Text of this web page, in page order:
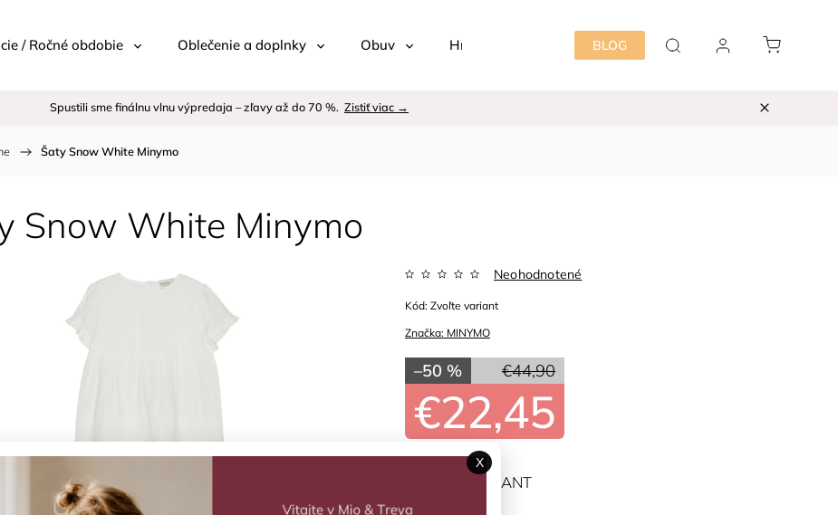
BLOG
/ Ročné obdobie Oblečenie a doplnky Obuv Hračky Detská izba Starostlivosť
Spustili sme finálnu vlnu výpredaja – zľavy až do 70 %. Zistiť viac →
/ Šaty Snow White Minymo
Snow White Minymo
Značka: MINYMO
Neohodnotené
€44,90
–50 %
€22,45
Kód: Zvoľte variant
ZVOĽTE VARIANT
X